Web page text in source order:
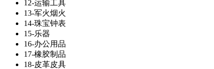
12-运输工具
13-军火烟火
14-珠宝钟表
15-乐器
16-办公用品
17-橡胶制品
18-皮革皮具